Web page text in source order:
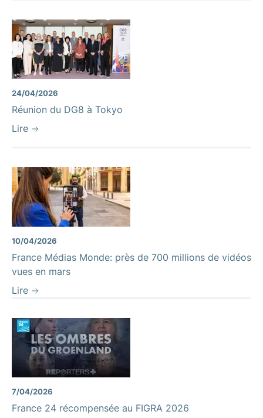
24/04/2026
Réunion du DG8 à Tokyo
Lire
10/04/2026
France Médias Monde: près de 700 millions de vidéos
vues en mars
Lire
7/04/2026
France 24 récompensée au FIGRA 2026